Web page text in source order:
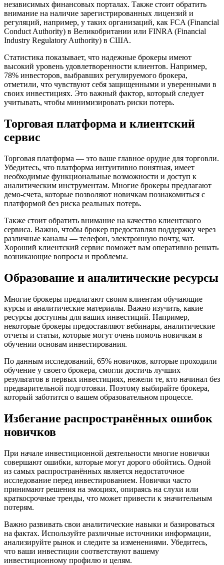
независимых финансовых порталах. Также стоит обратить
внимание на наличие зарегистрированных лицензий и
регуляций, например, у таких организаций, как FCA (Financial
Conduct Authority) в Великобритании или FINRA (Financial
Industry Regulatory Authority) в США.
Статистика показывает, что надежные брокеры имеют
высокий уровень удовлетворенности клиентов. Например,
78% инвесторов, выбравших регулируемого брокера,
отметили, что чувствуют себя защищенными и уверенными в
своих инвестициях. Это важный фактор, который следует
учитывать, чтобы минимизировать риски потерь.
Торговая платформа и клиентский
сервис
Торговая платформа — это ваше главное орудие для торговли.
Убедитесь, что платформа интуитивно понятная, имеет
необходимые функциональные возможности и доступ к
аналитическим инструментам. Многие брокеры предлагают
демо-счета, которые позволяют новичкам познакомиться с
платформой без риска реальных потерь.
Также стоит обратить внимание на качество клиентского
сервиса. Важно, чтобы брокер предоставлял поддержку через
различные каналы — телефон, электронную почту, чат.
Хороший клиентский сервис поможет вам оперативно решать
возникающие вопросы и проблемы.
Образование и аналитические ресурсы
Многие брокеры предлагают своим клиентам обучающие
курсы и аналитические материалы. Важно изучить, какие
ресурсы доступны для ваших инвестиций. Например,
некоторые брокеры предоставляют вебинары, аналитические
отчеты и статьи, которые могут очень помочь новичкам в
обучении основам инвестирования.
По данным исследований, 65% новичков, которые проходили
обучение у своего брокера, смогли достичь лучших
результатов в первых инвестициях, нежели те, кто начинал без
предварительной подготовки. Поэтому выбирайте брокера,
который заботится о вашем образовательном процессе.
Избегание распространённых ошибок
новичков
При начале инвестиционной деятельности многие новички
совершают ошибки, которые могут дорого обойтись. Одной
из самых распространённых является недостаточное
исследование перед инвестированием. Новички часто
принимают решения на эмоциях, опираясь на слухи или
краткосрочные тренды, что может привести к значительным
потерям.
Важно развивать свои аналитические навыки и базироваться
на фактах. Используйте различные источники информации,
анализируйте рынок и следите за изменениями. Убедитесь,
что ваши инвестиции соответствуют вашему
инвестиционному профилю и целям.